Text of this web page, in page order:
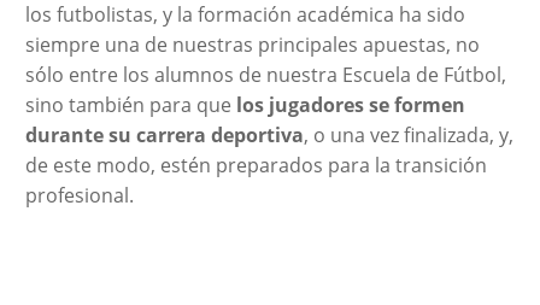
los futbolistas, y la formación académica ha sido
siempre una de nuestras principales apuestas, no
sólo entre los alumnos de nuestra Escuela de Fútbol,
sino también para que los jugadores se formen
durante su carrera deportiva, o una vez finalizada, y,
de este modo, estén preparados para la transición
profesional.